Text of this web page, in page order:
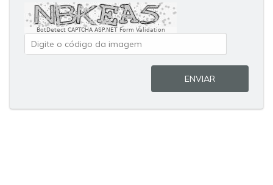
BotDetect CAPTCHA ASP.NET Form Validation
ENVIAR